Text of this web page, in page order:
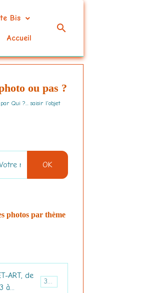
Bis
Accueil
ou pas ?
Qui ?... saisir l'objet
OK
photos par thème
ART, de
à...
3694